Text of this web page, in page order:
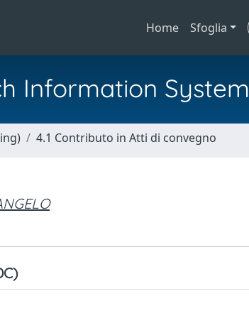
Home Sfoglia
Information System
4.1 Contributo in Atti di convegno